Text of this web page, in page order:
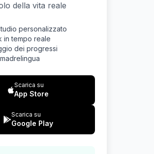
della vita reale
personalizzato
in tempo reale
dei progressi
Scarica su
App Store
Scarica su
Google Play